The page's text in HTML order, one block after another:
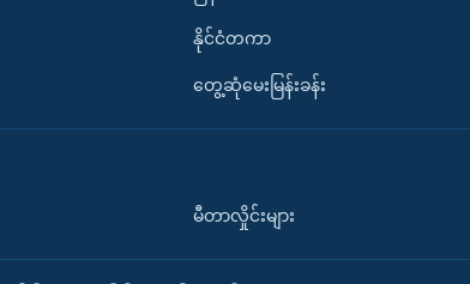
နိုင်ငံတကာ
တွေ့ဆုံမေးမြန်းခန်း
မီတာလှိုင်းများ